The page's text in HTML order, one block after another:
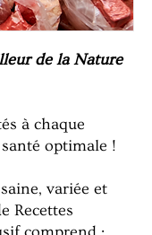
de la Nature
à chaque
optimale !
variée et
Recettes